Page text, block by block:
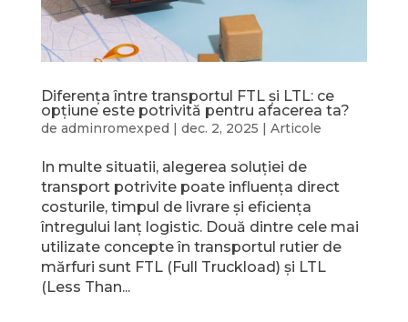
Diferența între transportul FTL și LTL: ce
opțiune este potrivită pentru afacerea ta?
de adminromexped | dec. 2, 2025 | Articole
In multe situatii, alegerea soluției de
transport potrivite poate influența direct
costurile, timpul de livrare și eficiența
întregului lanț logistic. Două dintre cele mai
utilizate concepte în transportul rutier de
mărfuri sunt FTL (Full Truckload) și LTL
(Less Than...